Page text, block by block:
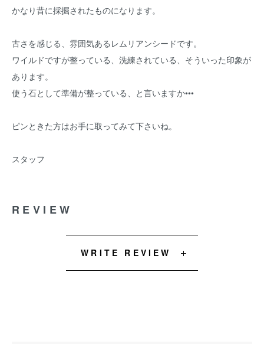
かなり昔に採掘されたものになります。
古さを感じる、雰囲気あるレムリアンシードです。
ワイルドですが整っている、洗練されている、そういった印象が
あります。
使う石として準備が整っている、と言いますか•••
ピンときた方はお手に取ってみて下さいね。
スタッフ
REVIEW
WRITE REVIEW